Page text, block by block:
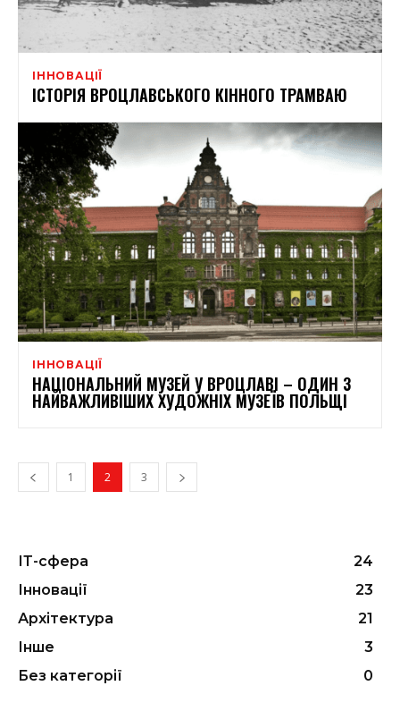
ІННОВАЦІЇ
ІСТОРІЯ ВРОЦЛАВСЬКОГО КІННОГО ТРАМВАЮ
ІННОВАЦІЇ
НАЦІОНАЛЬНИЙ МУЗЕЙ У ВРОЦЛАВІ – ОДИН З
НАЙВАЖЛИВІШИХ ХУДОЖНІХ МУЗЕЇВ ПОЛЬЩІ
1 2 3
ІТ-сфера
24
Інновації
23
Архітектура
21
Інше
3
Без категорії
0